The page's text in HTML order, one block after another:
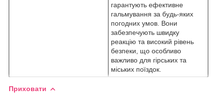
гарантують ефективне
гальмування за будь-яких
погодних умов. Вони
забезпечують швидку
реакцію та високий рівень
безпеки, що особливо
важливо для гірських та
міських поїздок.
Приховати